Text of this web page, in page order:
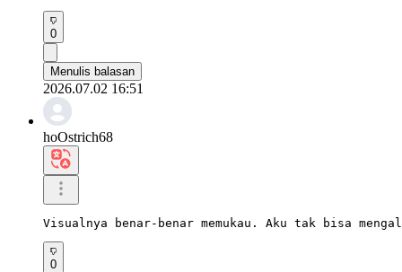
0
Menulis balasan
2026.07.02 16:51
hoOstrich68
Visualnya benar-benar memukau. Aku tak bisa
0